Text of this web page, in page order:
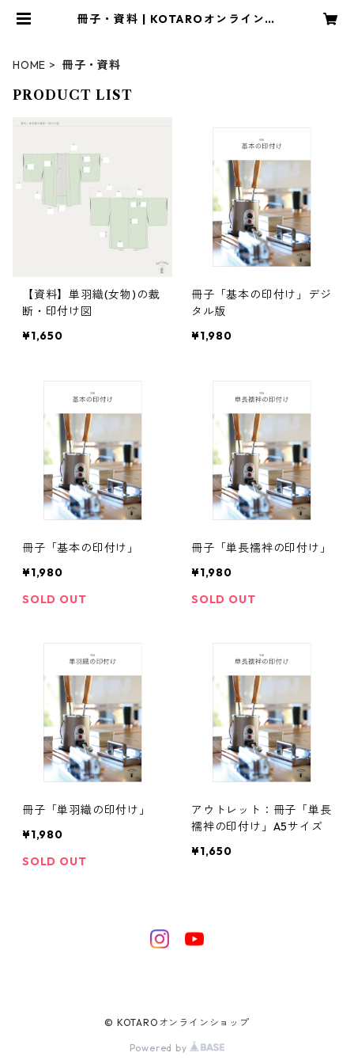
冊子・資料 | KOTAROオンラインシ
HOME 冊子・資料
PRODUCT LIST
【資料】単羽織(女物)の裁
断・印付け図
¥1,650
冊子「基本の印付け」デジ
タル版
¥1,980
冊子「基本の印付け」
¥1,980
SOLD OUT
冊子「単長襦袢の印付け」
¥1,980
SOLD OUT
冊子「単羽織の印付け」
¥1,980
SOLD OUT
アウトレット：冊子「単長
襦袢の印付け」A5サイズ
¥1,650
© KOTAROオンラインショップ
Powered by